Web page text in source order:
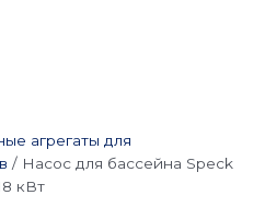
агрегаты для
/ Насос для бассейна Speck
кВт